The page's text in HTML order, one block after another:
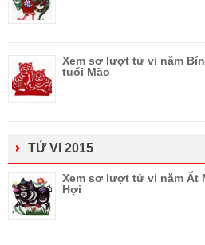
Xem sơ lượt tử vi năm
tuổi Mão
TỬ VI 2015
Xem sơ lượt tử vi năm Ất
Hợi